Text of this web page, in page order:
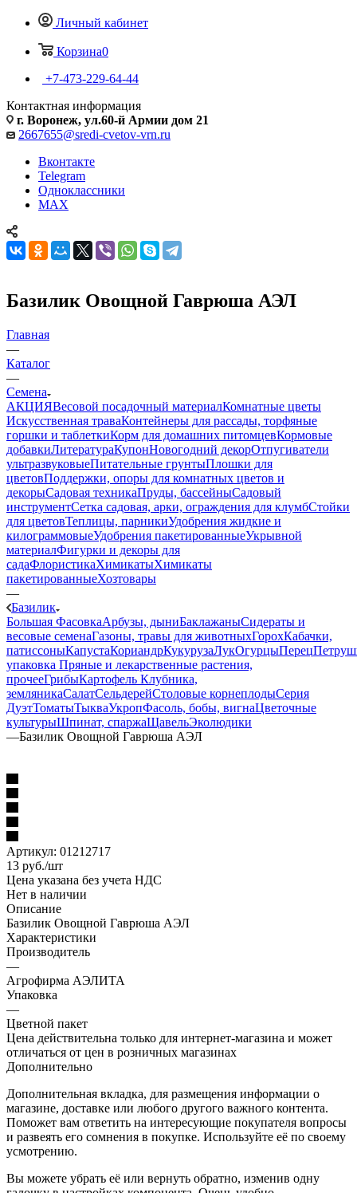
Личный кабинет
Корзина0
+7-473-229-64-44
Контактная информация
г. Воронеж, ул.60-й Армии дом 21
2667655@sredi-cvetov-vrn.ru
Вконтакте
Telegram
Одноклассники
MAX
Базилик Овощной Гаврюша АЭЛ
Главная
—
Каталог
—
Семена
АКЦИЯВесовой посадочный материалКомнатные цветы
Искусственная траваКонтейнеры для рассады, торфяные
горшки и таблеткиКорм для домашних питомцевКормовые
добавкиЛитератураКупонНовогодний декорОтпугиватели
ультразвуковыеПитательные грунтыПлошки для
цветовПоддержки, опоры для комнатных цветов и
декорыСадовая техникаПруды, бассейныСадовый
инструментСетка садовая, арки, ограждения для клумбСтойки
для цветовТеплицы, парникиУдобрения жидкие и
килограммовыеУдобрения пакетированныеУкрывной
материалФигурки и декоры для
садаФлористикаХимикатыХимикаты
пакетированныеХозтовары
—
Базилик
Большая ФасовкаАрбузы, дыниБаклажаныСидераты и
весовые семенаГазоны, травы для животныхГорохКабачки,
патиссоныКапустаКориандрКукурузаЛукОгурцыПерец
упаковка Пряные и лекарственные растения,
прочееГрибыКартофель Клубника,
земляникаСалатСельдерейСтоловые корнеплодыСерия
ДуэтТоматыТыкваУкропФасоль, бобы, вигнаЦветочные
культурыШпинат, спаржаЩавельЭколюдики
—Базилик Овощной Гаврюша АЭЛ
Артикул: 01212717
13 руб./шт
Цена указана без учета НДС
Нет в наличии
Описание
Базилик Овощной Гаврюша АЭЛ
Характеристики
Производитель
—
Агрофирма АЭЛИТА
Упаковка
—
Цветной пакет
Цена действительна только для интернет-магазина и может
отличаться от цен в розничных магазинах
Дополнительно
Дополнительная вкладка, для размещения информации о
магазине, доставке или любого другого важного контента.
Поможет вам ответить на интересующие покупателя вопросы
и развеять его сомнения в покупке. Используйте её по своему
усмотрению.
Вы можете убрать её или вернуть обратно, изменив одну